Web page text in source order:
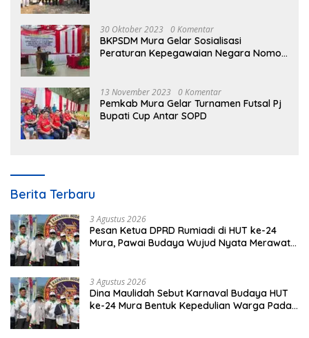
30 Oktober 2023 0 Komentar
BKPSDM Mura Gelar Sosialisasi
Peraturan Kepegawaian Negara Nomor
13 November 2023 0 Komentar
Pemkab Mura Gelar Turnamen Futsal Pj
Bupati Cup Antar SOPD
Berita Terbaru
3 Agustus 2026
Pesan Ketua DPRD Rumiadi di HUT ke-24
Mura, Pawai Budaya Wujud Nyata Merawat
3 Agustus 2026
Dina Maulidah Sebut Karnaval Budaya HUT
ke-24 Mura Bentuk Kepedulian Warga Pada